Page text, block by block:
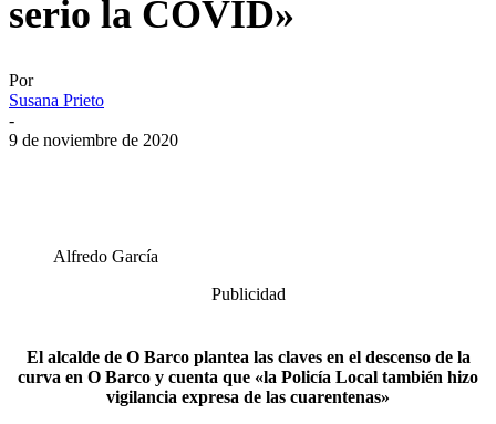
serio la COVID»
Por
Susana Prieto
-
9 de noviembre de 2020
Alfredo García
Publicidad
El alcalde de O Barco plantea las claves en el descenso de la
curva en O Barco y cuenta que «la Policía Local también hizo
vigilancia expresa de las cuarentenas»